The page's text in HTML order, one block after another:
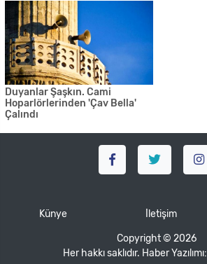
Duyanlar Şaşkın. Cami
Hoparlörlerinden 'Çav Bella'
Çalındı
Künye İletişim
Copyright © 2026
Her hakkı saklıdır. Haber Yazılımı: